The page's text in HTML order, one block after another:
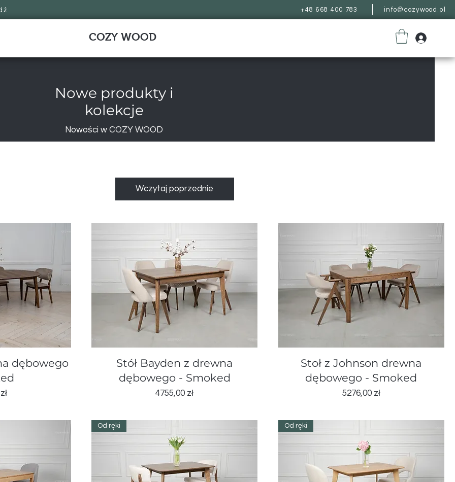
+48 668 400 783 info@cozywood.pl
COZY WOOD
Nowe produkty i
kolekcje
Nowości w COZY WOOD
Wczytaj poprzednie
dębowego
Podgląd
Stół Bayden z drewna
dębowego - Smoked
Cena
4755,00 zł
Podgląd
Stoł z Johnson drewna
dębowego - Smoked
Cena
5276,00 zł
Od ręki Od ręki